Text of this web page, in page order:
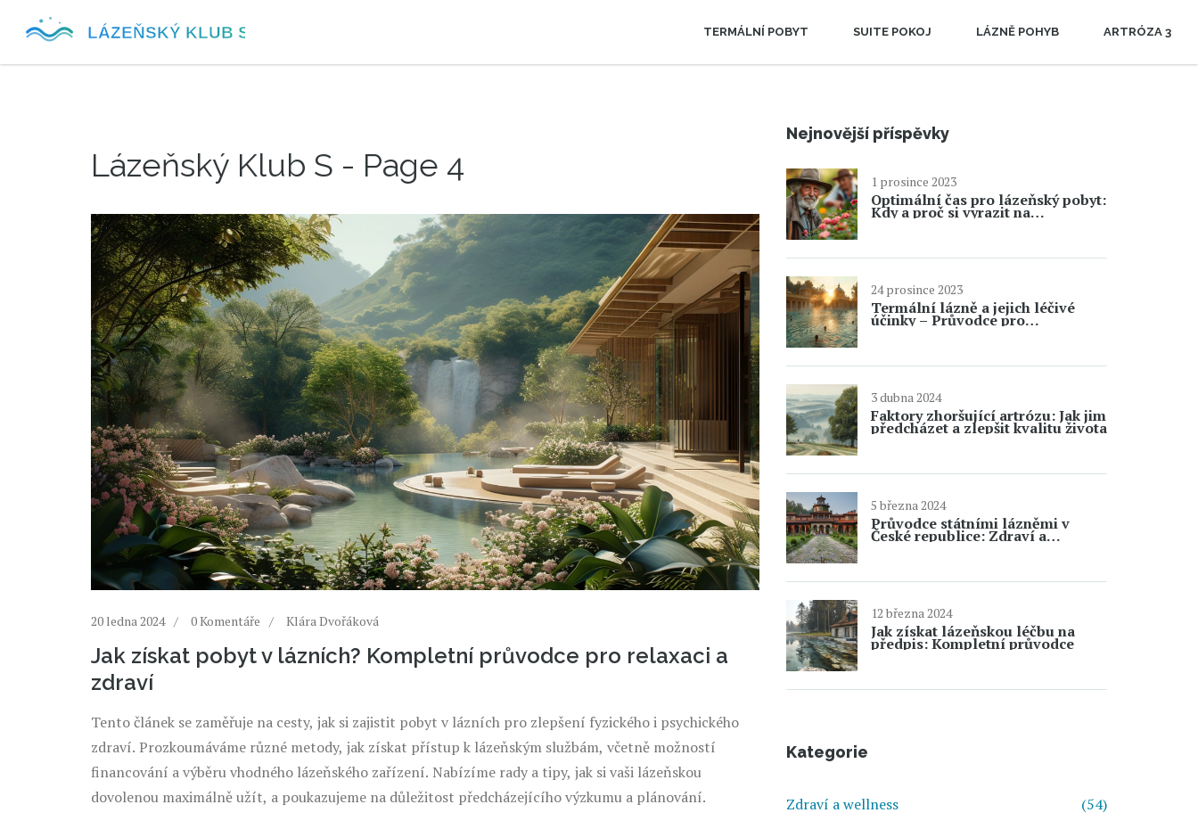
TERMÁLNÍ POBYT SUITE POKOJ LÁZNĚ POHYB ARTRÓZA 3
Lázeňský Klub S - Page 4
20 ledna 2024 0 Komentáře Klára Dvořáková
Jak získat pobyt v lázních? Kompletní průvodce pro relaxaci a
zdraví
Tento článek se zaměřuje na cesty, jak si zajistit pobyt v lázních pro zlepšení fyzického i psychického
zdraví. Prozkoumáváme různé metody, jak získat přístup k lázeňským službám, včetně možností
financování a výběru vhodného lázeňského zařízení. Nabízíme rady a tipy, jak si vaši lázeňskou
dovolenou maximálně užít, a poukazujeme na důležitost předcházejícího výzkumu a plánování.
Nejnovější příspěvky
1 prosince 2023
Optimální čas pro lázeňský pobyt:
Kdy a proč si vyrazit na
rekonvalescenci
24 prosince 2023
Termální lázně a jejich léčivé
účinky – Průvodce pro
začátečníky
3 dubna 2024
Faktory zhoršující artrózu: Jak jim
předcházet a zlepšit kvalitu života
5 března 2024
Průvodce státními lázněmi v
České republice: Zdraví a
odpočinek
12 března 2024
Jak získat lázeňskou léčbu na
předpis: Kompletní průvodce
Kategorie
Zdraví a wellness
(54)